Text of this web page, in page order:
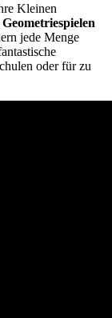
Kleinen
jede Menge
oder für zu